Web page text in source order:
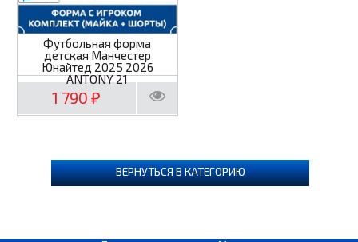
Футбольная форма
детская Манчестер
Юнайтед 2025 2026
ANTONY 21
1 790₽
ВЕРНУТЬСЯ В КАТЕГОРИЮ